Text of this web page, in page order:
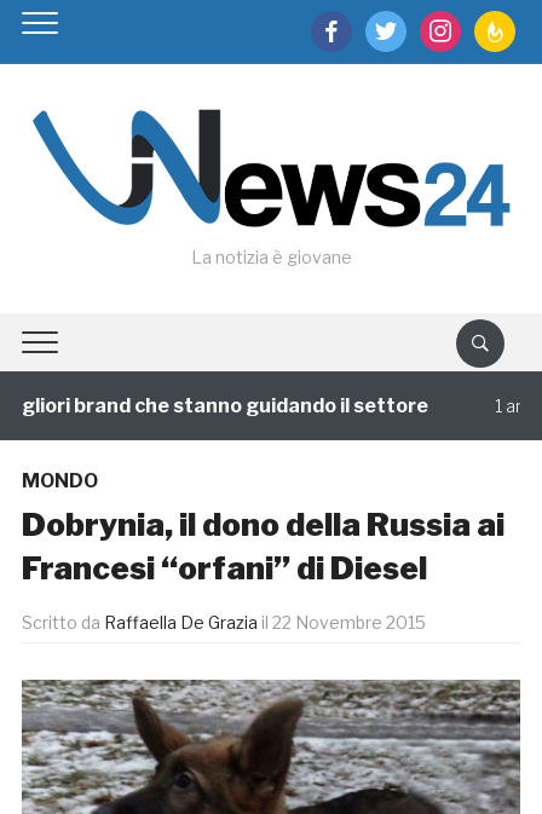
facebooktwitter instagram
La notizia è giovane
brand che stanno guidando il settore 1 annofa
MONDO
Dobrynia, il dono della Russia ai
Francesi “orfani” di Diesel
Scritto da Raffaella De Grazia il 22 Novembre 2015